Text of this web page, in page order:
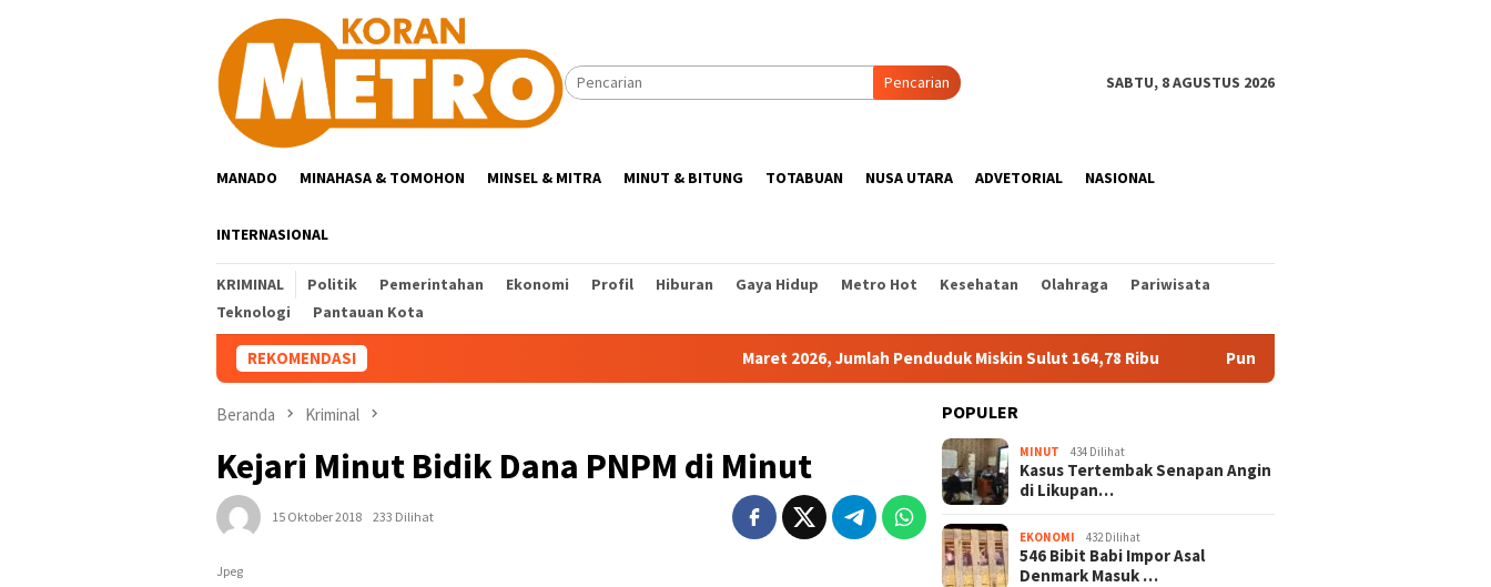
Pencarian
SABTU, 8 AGUSTUS 2026
MANADO MINAHASA & TOMOHON MINSEL & MITRA MINUT & BITUNG TOTABUAN NUSA UTARA ADVETORIAL NASIONAL
INTERNASIONAL
KRIMINAL Politik Pemerintahan Ekonomi Profil Hiburan Gaya Hidup Metro Hot Kesehatan Olahraga
Pariwisata
Teknologi
Pantauan Kota
REKOMENDASI Maret 2026, Jumlah Penduduk Miskin Sulut 164,78 Ribu Puncak Musim Kemarau di Sulut, BMKG
Beranda Kriminal
Kejari Minut Bidik Dana PNPM di Minut
15 Oktober 2018 233 Dilihat
Jpeg
POPULER
MINUT 434 Dilihat
Kasus Tertembak Senapan Angin
di Likupan…
EKONOMI 432 Dilihat
546 Bibit Babi Impor Asal
Denmark Masuk …